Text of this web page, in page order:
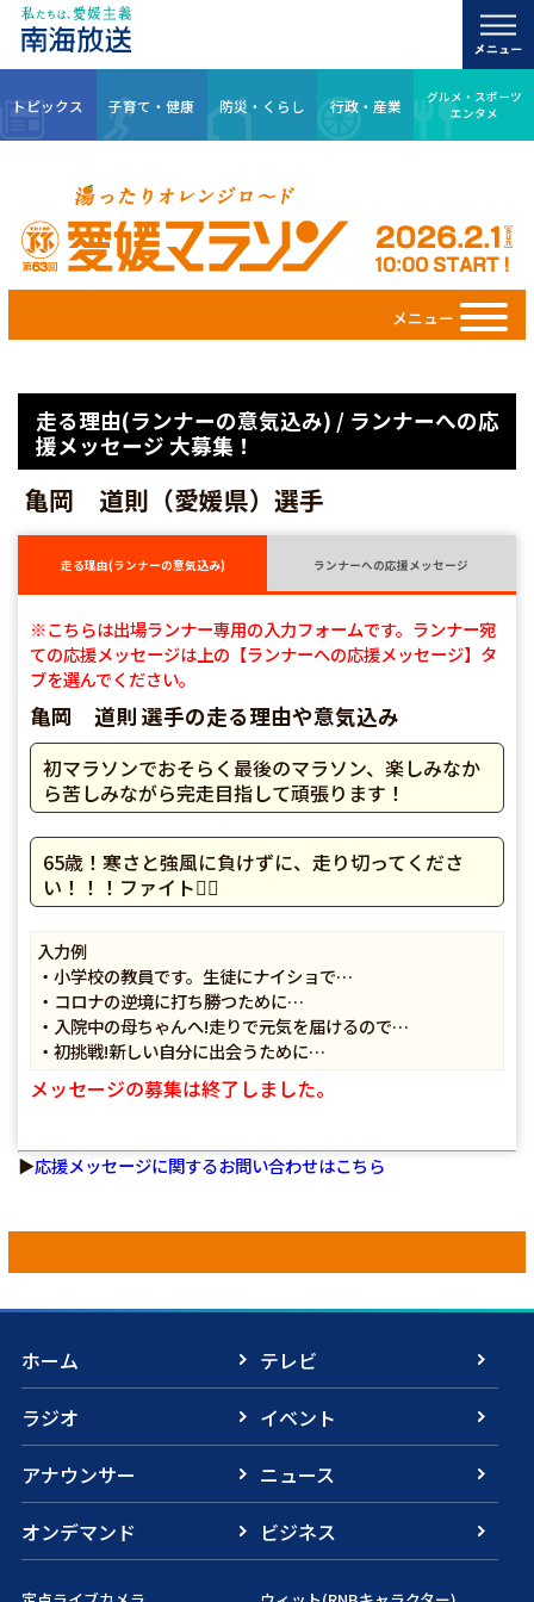
トピックス 子育て・健康 防災・くらし 行政・産業
グルメ・スポーツ
エンタメ
メニュー
走る理由(ランナーの意気込み) / ランナーへの応
援メッセージ 大募集！
亀岡 道則（愛媛県）選手
走る理由(ランナーの意気込み) ランナーへの応援メッセージ
※こちらは出場ランナー専用の入力フォームです。ランナー宛
ての応援メッセージは上の【ランナーへの応援メッセージ】タ
ブを選んでください。
亀岡 道則 選手の走る理由や意気込み
初マラソンでおそらく最後のマラソン、楽しみなか
ら苦しみながら完走目指して頑張ります！
65歳！寒さと強風に負けずに、走り切ってくださ
い！！！ファイト🏃‍♂️
入力例
・小学校の教員です。生徒にナイショで…
・コロナの逆境に打ち勝つために…
・入院中の母ちゃんへ!走りで元気を届けるので…
・初挑戦!新しい自分に出会うために…
メッセージの募集は終了しました。
▶応援メッセージに関するお問い合わせはこちら
ホーム
テレビ
ラジオ
イベント
アナウンサー
ニュース
オンデマンド
ビジネス